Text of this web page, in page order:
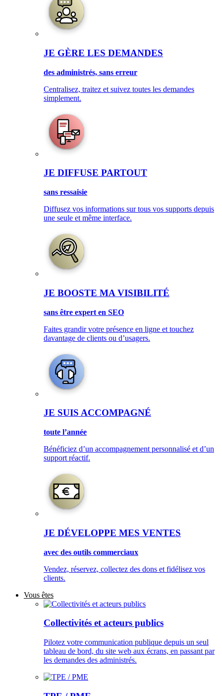
JE GÈRE LES DEMANDES
des administrés, sans erreur
Centralisez, traitez et suivez toutes les demandes
simplement.
JE DIFFUSE PARTOUT
sans ressaisie
Diffusez vos informations sur tous vos supports depuis
une seule et même interface.
JE BOOSTE MA VISIBILITÉ
sans être expert en SEO
Faites grandir votre présence en ligne et touchez
davantage de clients ou d’usagers.
JE SUIS ACCOMPAGNÉ
toute l’année
Bénéficiez d’un accompagnement personnalisé et d’un
support réactif.
JE DÉVELOPPE MES VENTES
avec des outils commerciaux
Vendez, réservez, collectez des dons et fidélisez vos
clients.
Vous êtes
Collectivités et acteurs publics
Pilotez votre communication publique depuis un seul
tableau de bord, du site web aux écrans, en passant par
les demandes des administrés.